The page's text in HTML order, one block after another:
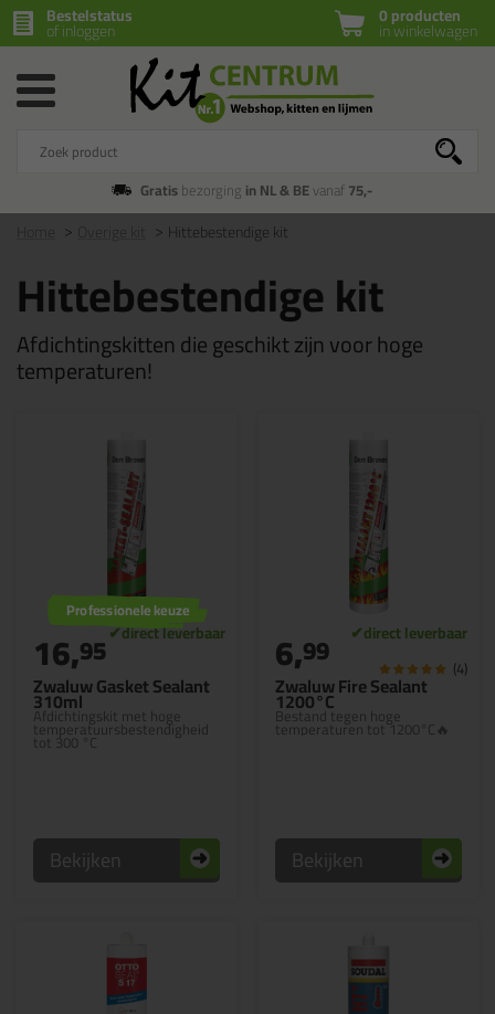
0 producten
in winkelwagen
Bestelstatus
of inloggen
Gratisbezorging in NL & BEvanaf75,-
Hittebestendige kit
Hittebestendige kit
Afdichtingskitten die geschikt zijn voor hoge
temperaturen!
Zwaluw Gasket Sealant
310ml
Afdichtingskit met hoge
temperatuursbestendigheid
tot 300 °C
Professionele keuze
16,95
Bekijken
Zwaluw Fire Sealant
1200°C
Bestand tegen hoge
temperaturen tot 1200°C🔥
6,99 (4)
Bekijken